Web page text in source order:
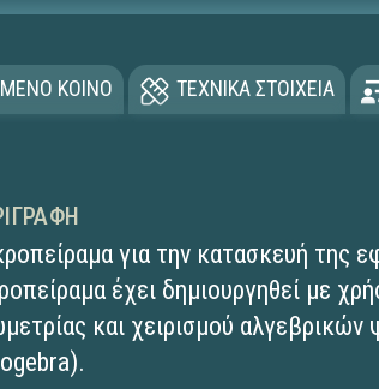
ΚΟΙΝΟ ΤΕΧΝΙΚΑ ΣΤΟΙΧΕΙΑ
για την κατασκευή της
έχει δημιουργηθεί με
και χειρισμού